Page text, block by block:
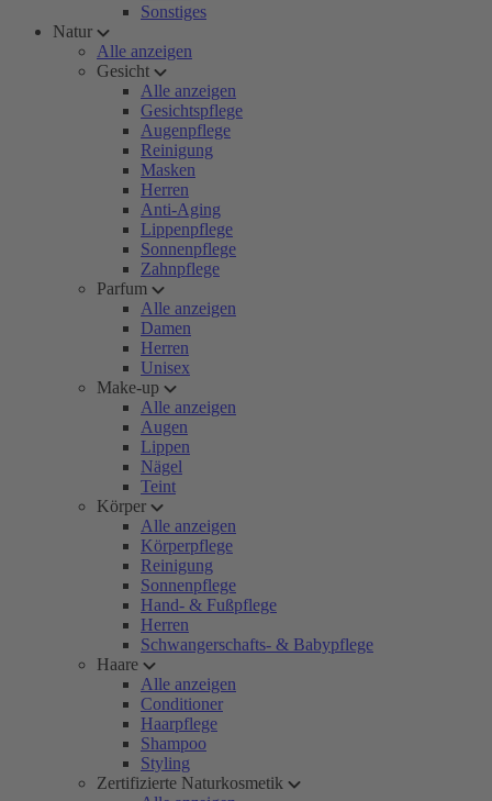
Sonstiges
Natur
Alle anzeigen
Gesicht
Alle anzeigen
Gesichtspflege
Augenpflege
Reinigung
Masken
Herren
Anti-Aging
Lippenpflege
Sonnenpflege
Zahnpflege
Parfum
Alle anzeigen
Damen
Herren
Unisex
Make-up
Alle anzeigen
Augen
Lippen
Nägel
Teint
Körper
Alle anzeigen
Körperpflege
Reinigung
Sonnenpflege
Hand- & Fußpflege
Herren
Schwangerschafts- & Babypflege
Haare
Alle anzeigen
Conditioner
Haarpflege
Shampoo
Styling
Zertifizierte Naturkosmetik